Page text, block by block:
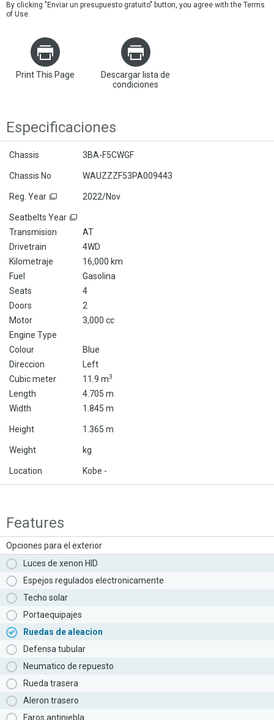
By clicking "Enviar un presupuesto gratuito" button, you agree with the Terms
of Use.
Print This Page
Descargar lista de
condiciones
Especificaciones
Chassis 3BA-F5CWGF
Chassis No WAUZZZF53PA009443
Reg. Year 2022/Nov
Seatbelts Year
Transmision
AT
Drivetrain
4WD
Kilometraje
16,000 km
Fuel
Gasolina
Seats
4
Doors
2
Motor
3,000 cc
Engine Type
Colour
Blue
Direccion
Left
Cubic meter
11.9 m3
Length
4.705 m
Width
1.845 m
Height 1.365 m
Weight kg
Location Kobe -
Features
Opciones para el exterior
Luces de xenon HID
Espejos regulados electronicamente
Techo solar
Portaequipajes
Ruedas de aleacion
Defensa tubular
Neumatico de repuesto
Rueda trasera
Aleron trasero
Faros antiniebla